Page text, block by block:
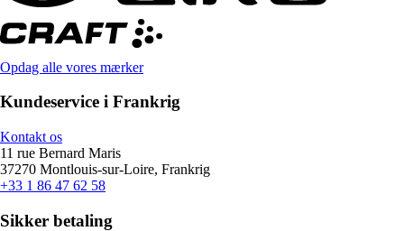
Opdag alle vores mærker
Kundeservice i Frankrig
Kontakt os
11 rue Bernard Maris
37270 Montlouis-sur-Loire, Frankrig
+33 1 86 47 62 58
Sikker betaling